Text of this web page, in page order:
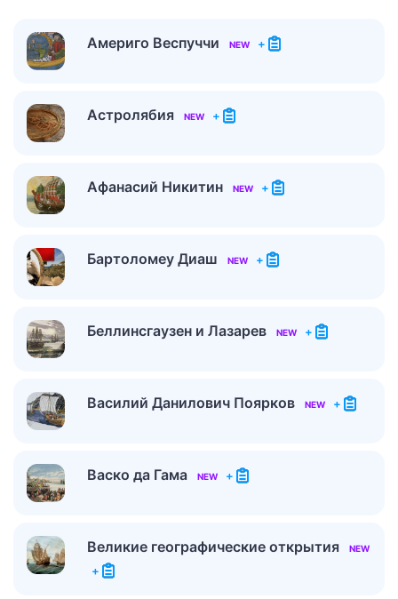
Америго Веспуччи NEW +
Астролябия NEW +
Афанасий Никитин NEW +
Бартоломеу Диаш NEW +
Беллинсгаузен и Лазарев NEW +
Василий Данилович Поярков NEW +
Васко да Гама NEW +
Великие географические открытия NEW
+